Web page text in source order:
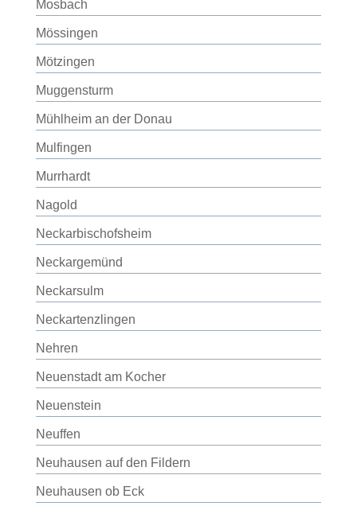
Mosbach
Mössingen
Mötzingen
Muggensturm
Mühlheim an der Donau
Mulfingen
Murrhardt
Nagold
Neckarbischofsheim
Neckargemünd
Neckarsulm
Neckartenzlingen
Nehren
Neuenstadt am Kocher
Neuenstein
Neuffen
Neuhausen auf den Fildern
Neuhausen ob Eck